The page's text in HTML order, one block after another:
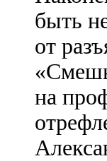
быть
от
на